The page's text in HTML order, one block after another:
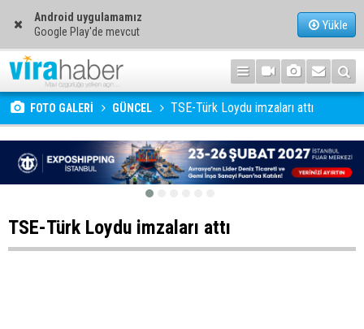
Android uygulamamız
Google Play'de mevcut
Yükle
FOTO GALERİ GÜNCEL TSE-Türk Loydu imzaları attı
TSE-Türk Loydu imzaları attı